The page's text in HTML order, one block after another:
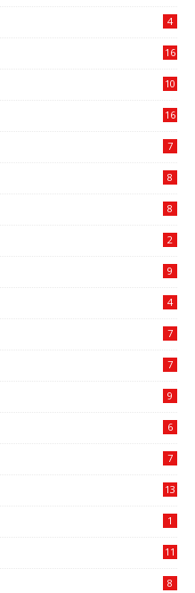
4
16
10
16
7
8
8
2
9
4
7
7
9
6
7
13
1
11
8